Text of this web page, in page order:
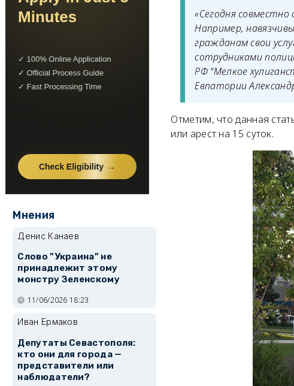
«Сегодня совместно
Например,
гражданам свои
сотрудниками
РФ “Мелкое
Евпатории
Отметим, что данная
или арест на 15 суток.
Мнения
Денис Канаев
Слово "Украина" не
принадлежит этому
монстру Зеленскому
11/06/2026 18:23
Иван Ермаков
Депутаты Севастополя:
кто они для города —
представители или
наблюдатели?